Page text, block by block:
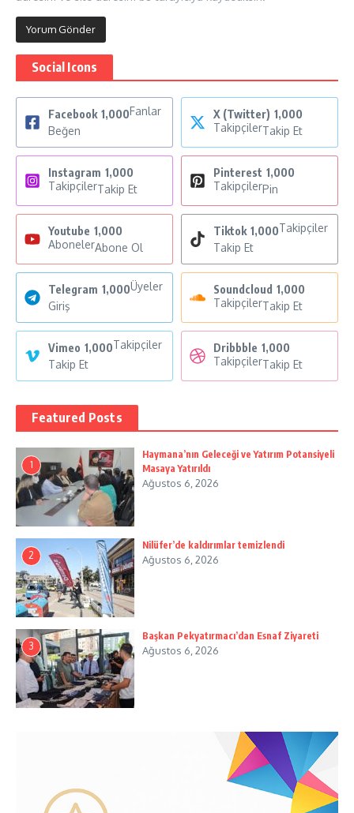
Social Icons
Facebook 1,000Fanlar
Beğen
X (Twitter) 1,000
TakipçilerTakip Et
Instagram 1,000
TakipçilerTakip Et
Pinterest 1,000
TakipçilerPin
Youtube 1,000
AbonelerAbone Ol
Tiktok 1,000Takipçiler
Takip Et
Telegram 1,000Üyeler
Giriş
Soundcloud 1,000
TakipçilerTakip Et
Vimeo 1,000Takipçiler
Takip Et
Dribbble 1,000
TakipçilerTakip Et
Featured Posts
1
Haymana’nın Geleceği ve Yatırım Potansiyeli
Masaya Yatırıldı
Ağustos 6, 2026
2
Nilüfer’de kaldırımlar temizlendi
Ağustos 6, 2026
3
Başkan Pekyatırmacı’dan Esnaf Ziyareti
Ağustos 6, 2026